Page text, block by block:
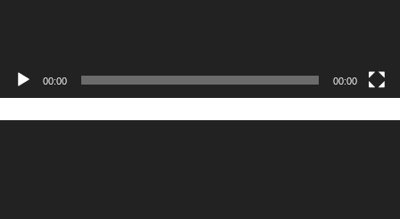
00:00 00:00